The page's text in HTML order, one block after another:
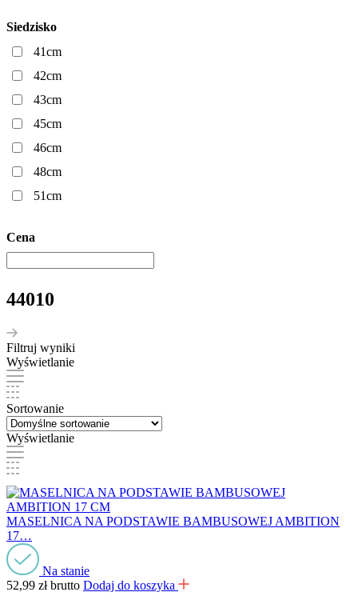
Siedzisko
41cm
42cm
43cm
45cm
46cm
48cm
51cm
Cena
44010
Filtruj wyniki
Wyświetlanie
Sortowanie
Wyświetlanie
MASELNICA NA PODSTAWIE BAMBUSOWEJ AMBITION
17…
Na stanie
52,99 zł brutto Dodaj do koszyka